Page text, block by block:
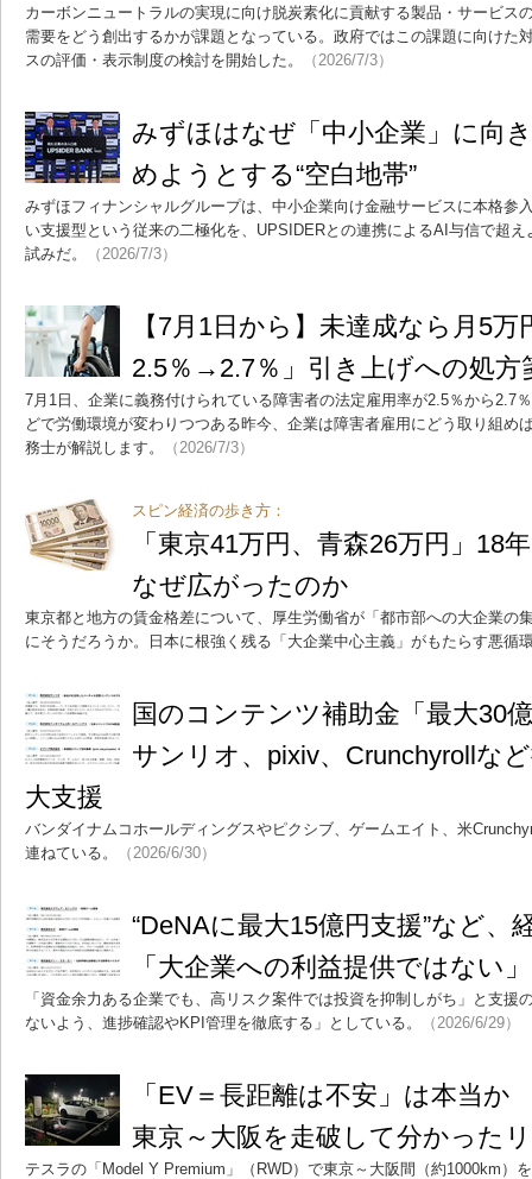
カーボンニュートラルの実現に向け脱炭素化に貢献する製品・サービス
需要をどう創出するかが課題となっている。政府ではこの課題に向けた
スの評価・表示制度の検討を開始した。
（2026/7/3）
みずほはなぜ「中小企業」に向
めようとする“空白地帯”
みずほフィナンシャルグループは、中小企業向け金融サービスに本格参
い支援型という従来の二極化を、UPSIDERとの連携によるAI与信で超
試みだ。
（2026/7/3）
【7月1日から】未達成なら月5
2.5％→2.7％」引き上げへの処方
7月1日、企業に義務付けられている障害者の法定雇用率が2.5％から2.7
どで労働環境が変わりつつある昨今、企業は障害者雇用にどう取り組め
務士が解説します。
（2026/7/3）
スピン経済の歩き方：
「東京41万円、青森26万円」
なぜ広がったのか
東京都と地方の賃金格差について、厚生労働省が「都市部への大企業の
にそうだろうか。日本に根強く残る「大企業中心主義」がもたらす悪循
国のコンテンツ補助金「最大30
サンリオ、pixiv、Crunchyrollな
大支援
バンダイナムコホールディングスやピクシブ、ゲームエイト、米
連ねている。
（2026/6/30）
“DeNAに最大15億円支援”など
「大企業への利益提供ではない」
「資金余力ある企業でも、高リスク案件では投資を抑制しがち」と支援
ないよう、進捗確認やKPI管理を徹底する」としている。
（2026/6/29）
「EV＝長距離は不安」は本当
東京～大阪を走破して分かった
テスラの「Model Y Premium」（RWD）で東京～大阪間（約1000km）